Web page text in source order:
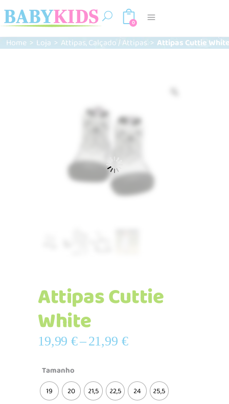
0
Home > Loja > Attipas,Calçado / Attipas > Attipas Cuttie
Attipas Cuttie
White
19,99€–21,99 €Price
through
21,99 €
Tamanho
19 20 21,5 22,5 24 25,5